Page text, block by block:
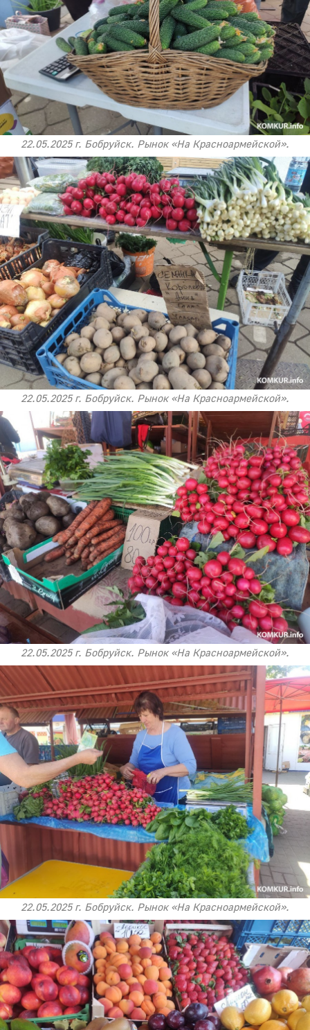
22.05.2025 г. Бобруйск. Рынок «На Красноармейской».
22.05.2025 г. Бобруйск. Рынок «На Красноармейской».
22.05.2025 г. Бобруйск. Рынок «На Красноармейской».
22.05.2025 г. Бобруйск. Рынок «На Красноармейской».